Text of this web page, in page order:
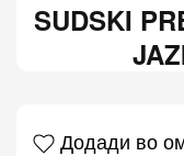
SUDSKI
Додади во